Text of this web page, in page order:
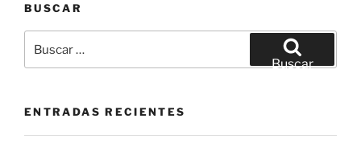
BUSCAR
por:
Buscar
ENTRADAS RECIENTES